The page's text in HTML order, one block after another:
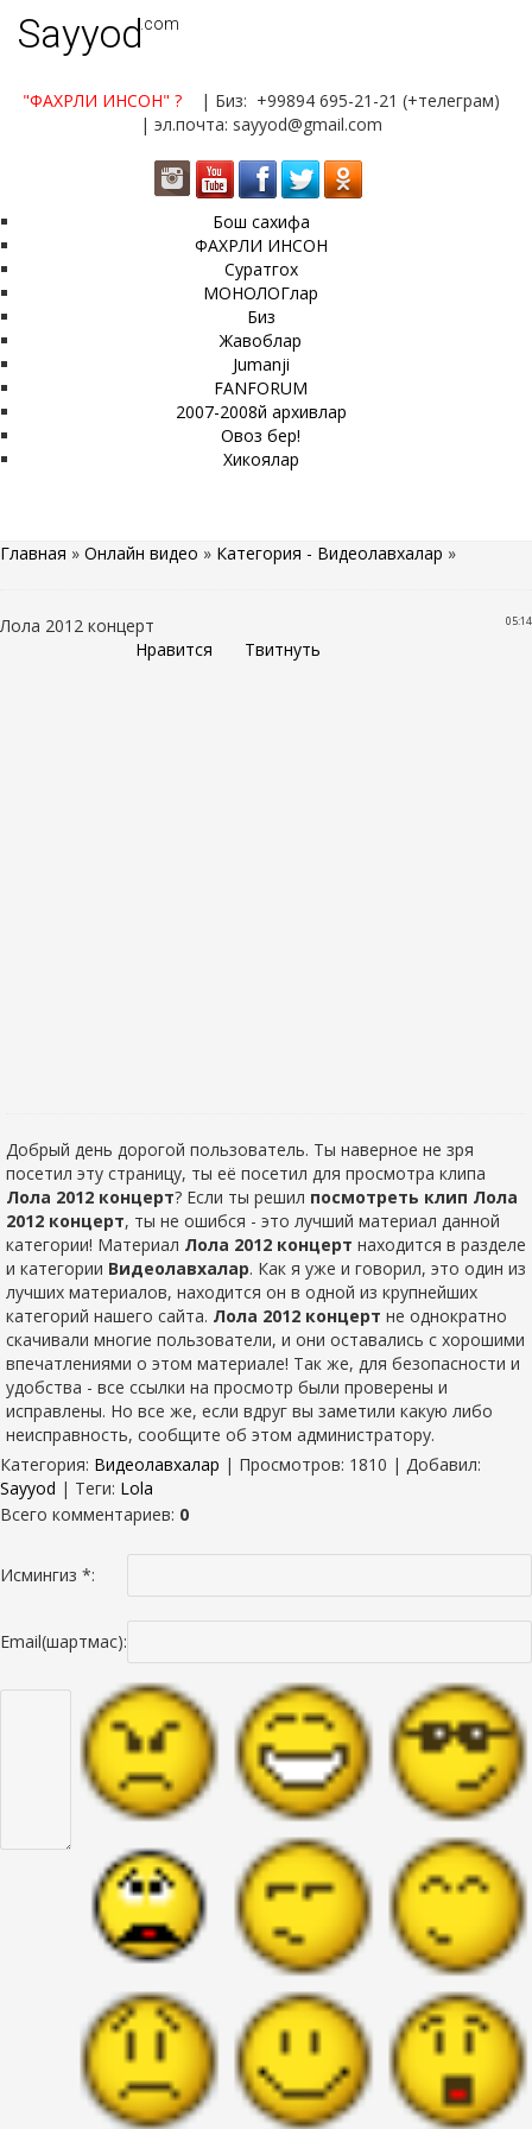
Sayyod.com
"ФАХРЛИ ИНСОН" ?
| Биз: +99894 695-21-21 (+телеграм)
| эл.почта: sayyod@gmail.com
Бош сахифа
ФАХРЛИ ИНСОН
Суратгох
МОНОЛОГлар
Биз
Жавоблар
Jumanji
FANFORUM
2007-2008й архивлар
Овоз бер!
Хикоялар
Главная » Онлайн видео » Категория - Видеолавхалар »
05:14
Лола 2012 концерт
Нравится
Твитнуть
Добрый день дорогой пользователь. Ты наверное не зря
посетил эту страницу, ты её посетил для просмотра клипа
Лола 2012 концерт? Если ты решил посмотреть клип Лола
2012 концерт, ты не ошибся - это лучший материал данной
категории! Материал Лола 2012 концерт находится в разделе
и категории Видеолавхалар. Как я уже и говорил, это один из
лучших материалов, находится он в одной из крупнейших
категорий нашего сайта. Лола 2012 концерт не однократно
скачивали многие пользователи, и они оставались с хорошими
впечатлениями о этом материале! Так же, для безопасности и
удобства - все ссылки на просмотр были проверены и
исправлены. Но все же, если вдруг вы заметили какую либо
неисправность, сообщите об этом администратору.
Категория: Видеолавхалар | Просмотров: 1810 | Добавил:
Sayyod | Теги: Lola
Всего комментариев: 0
Исмингиз *:
Email(шартмас):